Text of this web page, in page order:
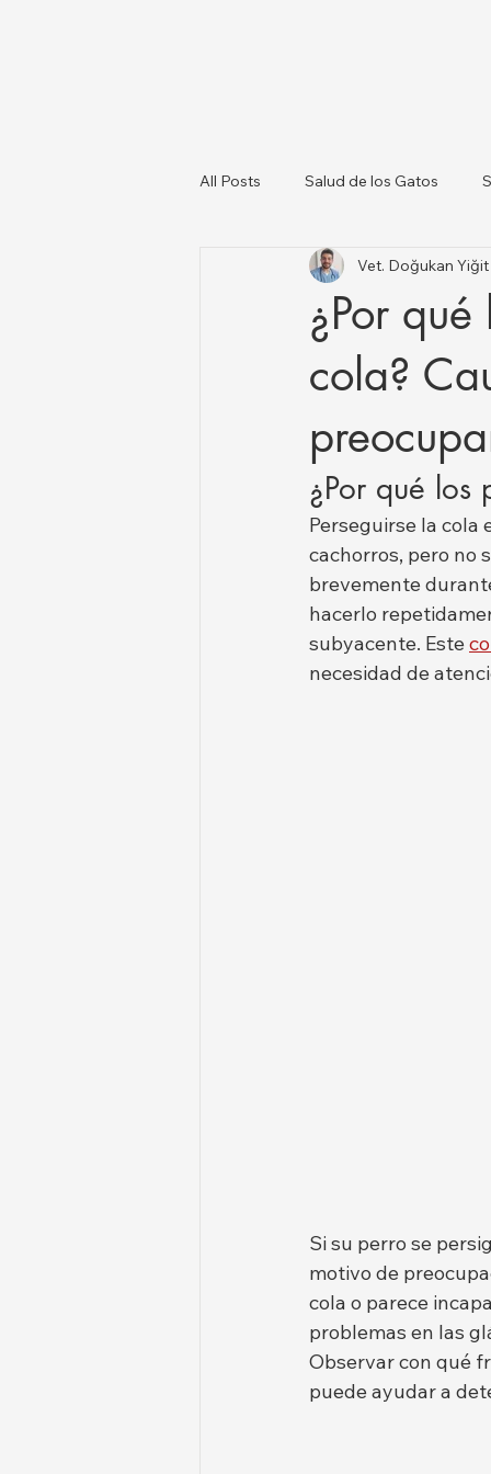
All Posts Salud de los Gatos
Sobre los Perros Lista de
Salud Animal y Actualizaciones
¿Por
cola?
Vet. Doğukan Yiğit
¿Por qué los
Perseguirse la
cachorros, pero no
brevemente
hacerlo
subyacente. Este
necesidad de
Si su perro se
motivo de
cola o parece
problemas en las
Observar con qué
puede ayudar a